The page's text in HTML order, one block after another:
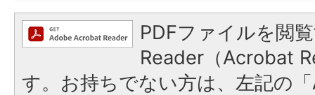
PDFファイルを閲
Reader（Acrobat
す。お持ちでない方は、左記の